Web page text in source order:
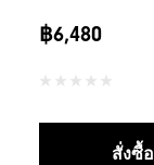
฿6,480
สั่งซื้อ